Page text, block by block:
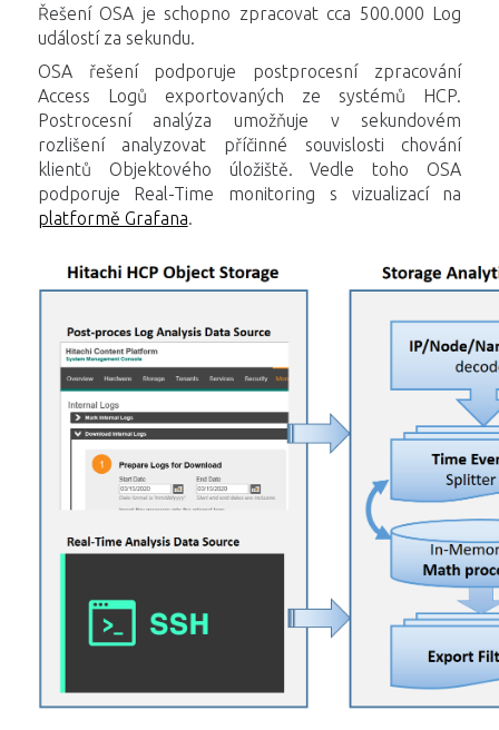
Řešení OSA je schopno zpracovat cca 500.000 Log
událostí za sekundu.
OSA řešení podporuje postprocesní zpracování
Access Logů exportovaných ze systémů HCP.
Postrocesní analýza umožňuje v sekundovém
rozlišení analyzovat příčinné souvislosti chování
klientů Objektového úložiště. Vedle toho OSA
podporuje Real-Time monitoring s vizualizací na
platformě Grafana.